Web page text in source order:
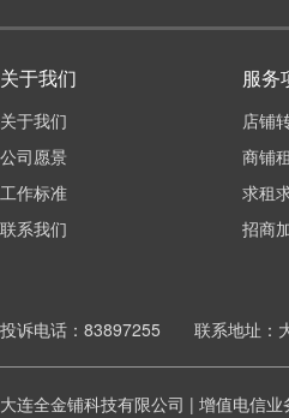
关于我们
关于我们
公司愿景
工作标准
联系我们
服务
店铺
商铺
求租
招商
投诉电话：83897255 联系地址：大
大连全金铺科技有限公司 | 增值电信业